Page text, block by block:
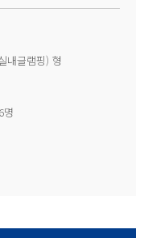
내글램핑) 형
명